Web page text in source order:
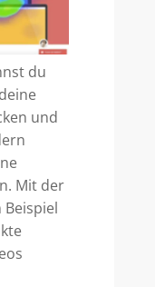
du
und
Mit der